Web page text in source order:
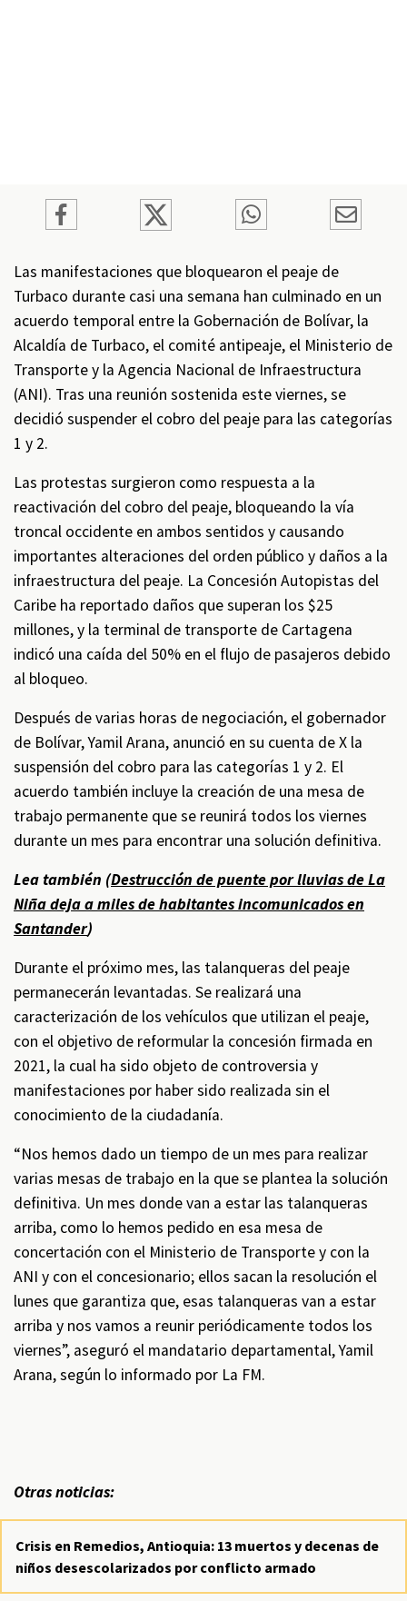
Las manifestaciones que bloquearon el peaje de
Turbaco durante casi una semana han culminado en un
acuerdo temporal entre la Gobernación de Bolívar, la
Alcaldía de Turbaco, el comité antipeaje, el Ministerio de
Transporte y la Agencia Nacional de Infraestructura
(ANI). Tras una reunión sostenida este viernes, se
decidió suspender el cobro del peaje para las categorías
1 y 2.
Las protestas surgieron como respuesta a la
reactivación del cobro del peaje, bloqueando la vía
troncal occidente en ambos sentidos y causando
importantes alteraciones del orden público y daños a la
infraestructura del peaje. La Concesión Autopistas del
Caribe ha reportado daños que superan los $25
millones, y la terminal de transporte de Cartagena
indicó una caída del 50% en el flujo de pasajeros debido
al bloqueo.
Después de varias horas de negociación, el gobernador
de Bolívar, Yamil Arana, anunció en su cuenta de X la
suspensión del cobro para las categorías 1 y 2. El
acuerdo también incluye la creación de una mesa de
trabajo permanente que se reunirá todos los viernes
durante un mes para encontrar una solución definitiva.
Lea también (Destrucción de puente por lluvias de La
Niña deja a miles de habitantes incomunicados en
Santander)
Durante el próximo mes, las talanqueras del peaje
permanecerán levantadas. Se realizará una
caracterización de los vehículos que utilizan el peaje,
con el objetivo de reformular la concesión firmada en
2021, la cual ha sido objeto de controversia y
manifestaciones por haber sido realizada sin el
conocimiento de la ciudadanía.
“Nos hemos dado un tiempo de un mes para realizar
varias mesas de trabajo en la que se plantea la solución
definitiva. Un mes donde van a estar las talanqueras
arriba, como lo hemos pedido en esa mesa de
concertación con el Ministerio de Transporte y con la
ANI y con el concesionario; ellos sacan la resolución el
lunes que garantiza que, esas talanqueras van a estar
arriba y nos vamos a reunir periódicamente todos los
viernes”, aseguró el mandatario departamental, Yamil
Arana, según lo informado por La FM.
Otras noticias:
Crisis en Remedios, Antioquia: 13 muertos y decenas de
niños desescolarizados por conflicto armado